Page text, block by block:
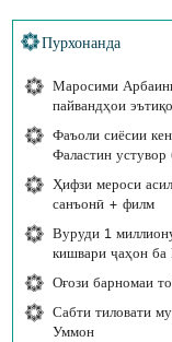
Пурхонанда
Маросими
пайвандҳои
Фаъоли сиёсии
Фаластин устувор
Ҳифзи мероси
санъонӣ + филм
Вуруди 1
кишвари ҷаҳон ба
Оғози барномаи
Сабти тиловати
Уммон